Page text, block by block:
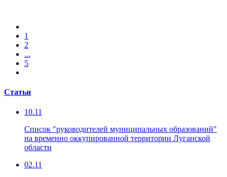
1
2
...
5
Статьи
10.11
Список "руководителей муниципальных образований"
на временно оккупированной территории Луганской
области
02.11